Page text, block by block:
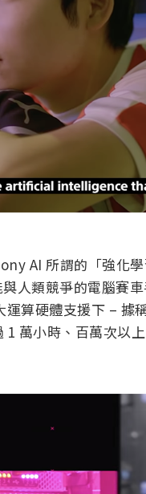
AI 所謂的「強化
人類競爭的電腦賽
算硬體支援下 – 據
萬小時、百萬次以